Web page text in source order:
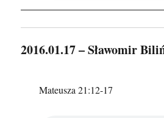
2016.01.17 – Sławomir
Mateusza 21:12-17